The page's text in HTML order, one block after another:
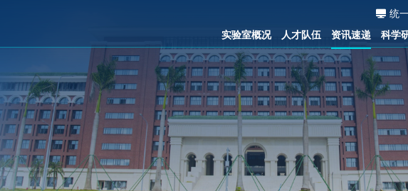
统
实验室概况
人才队伍 资讯速递 科学